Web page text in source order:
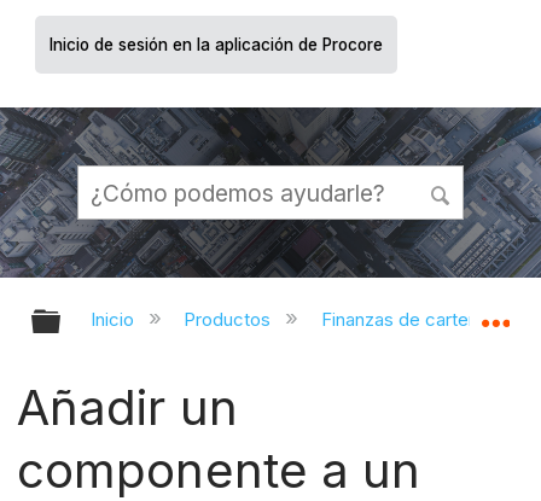
Inicio de sesión en la aplicación de Procore
Expandir/contraer jerarquía global
Inicio Productos Finanzas de cartera y
Añadir un
componente a un